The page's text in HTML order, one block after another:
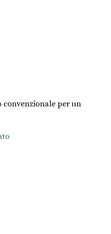
convenzionale per un